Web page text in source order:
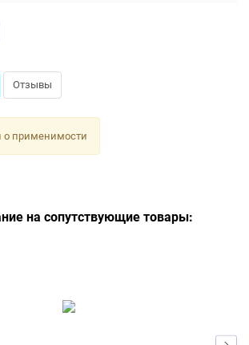
Отзывы
о применимости
на сопутствующие товары: